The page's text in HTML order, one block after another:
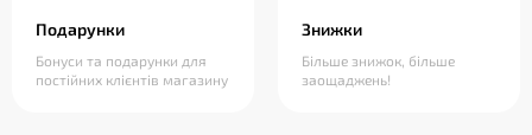
Подарунки
Бонуси та подарунки для
постійних клієнтів магазину
Знижки
Більше знижок, більше
заощаджень!